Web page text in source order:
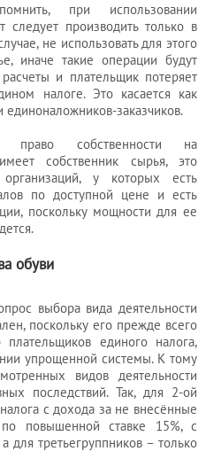
при использовании
производить только в
не использовать для этого
иначе такие операции будут
и плательщик потеряет
налоге. Это касается как
заказчиков.
право собственности на
собственник сырья, это
у которых есть
по доступной цене и есть
поскольку мощности для ее
обуви
выбора вида деятельности
поскольку его прежде всего
единого налога,
упрощенной системы. К тому
видов деятельности
последствий. Так, для 2-ой
с дохода за не внесённые
повышенной ставке 15%, с
третьегруппников – только